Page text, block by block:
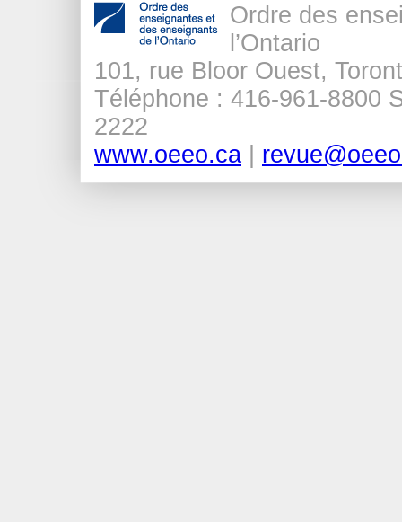
Ordre des
l’Ontario
101, rue Bloor Ouest,
Téléphone : 416-961-8800
2222
www.oeeo.ca